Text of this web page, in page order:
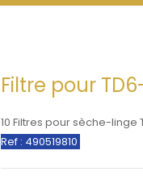
Filtre pour
10 Filtres pour sèche-linge
Ref : 490519810